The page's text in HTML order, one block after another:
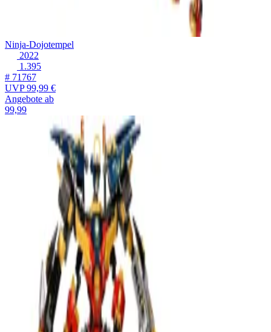
Ninja-Dojotempel
2022
1.395
# 71767
UVP99,99 €
Angebote ab
99,99